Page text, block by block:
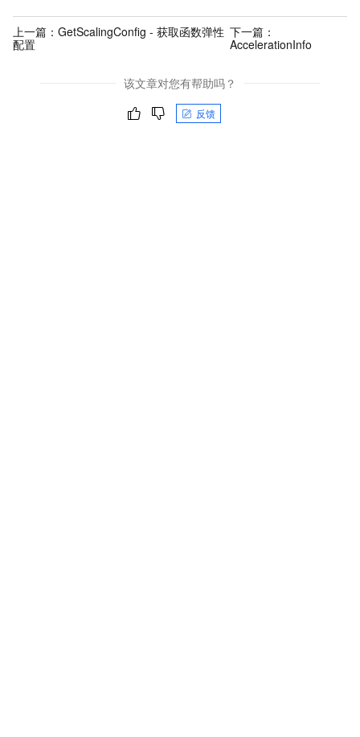
上一篇： GetScalingConfig - 获取函数弹性
配置
下一篇：
AccelerationInfo
该文章对您有帮助吗？
反馈